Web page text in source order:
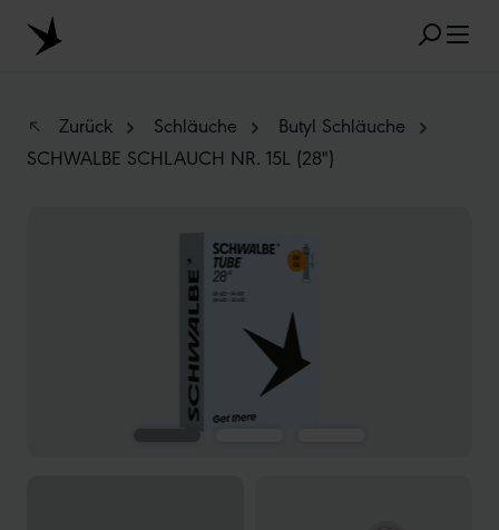
Zum Hauptinhalt springen
TUBELESS
RECYCLING
GRÖSSENBEZEICHNUNG
ALBERT
Zurück Schläuche
Butyl Schläuche
SCHWALBE SCHLAUCH NR. 15L (28")